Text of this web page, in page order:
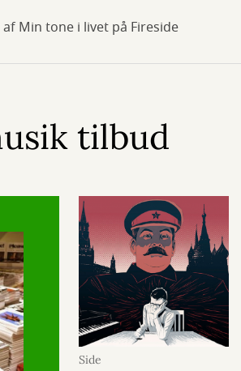
Min tone i livet på Fireside
tilbud
Side